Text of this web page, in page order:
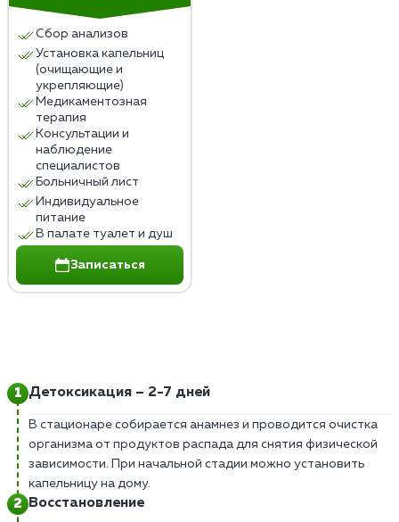
Сбор анализов
Установка капельниц
(очищающие и
укрепляющие)
Медикаментозная
терапия
Консультации и
наблюдение
специалистов
Больничный лист
Индивидуальное
питание
В палате туалет и душ
Записаться
Детоксикация – 2-7 дней
В стационаре собирается анамнез и проводится очистка
организма от продуктов распада для снятия физической
зависимости. При начальной стадии можно установить
капельницу на дому.
Восстановление